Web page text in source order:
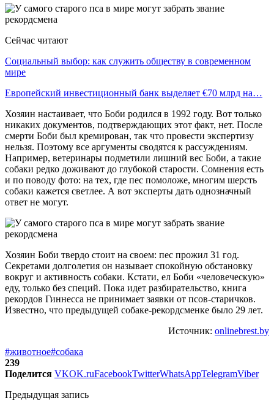
Сейчас читают
Социальный выбор: как служить обществу в современном
мире
Европейский инвестиционный банк выделяет €70 млрд на…
Хозяин настаивает, что Боби родился в 1992 году. Вот только
никаких документов, подтверждающих этот факт, нет. После
смерти Боби был кремирован, так что провести экспертизу
нельзя. Поэтому все аргументы сводятся к рассуждениям.
Например, ветеринары подметили лишний вес Боби, а такие
собаки редко доживают до глубокой старости. Сомнения есть
и по поводу фото: на тех, где пес помоложе, многим шерсть
собаки кажется светлее. А вот эксперты дать однозначный
ответ не могут.
Хозяин Боби твердо стоит на своем: пес прожил 31 год.
Секретами долголетия он называет спокойную обстановку
вокруг и активность собаки. Кстати, ел Боби «человеческую»
еду, только без специй. Пока идет разбирательство, книга
рекордов Гиннесса не принимает заявки от псов-старичков.
Известно, что предыдущей собаке-рекордсменке было 29 лет.
Источник: onlinebrest.by
#животное#собака
239
Поделится VKOK.ruFacebookTwitterWhatsAppTelegramViber
Предыдущая запись